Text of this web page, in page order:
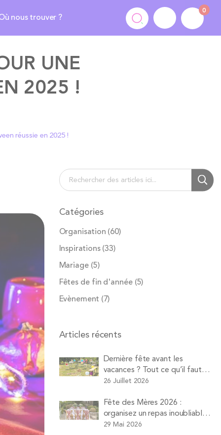
nous trouver ?
0
UNE
2025 !
réussie en 2025 !
Chercher
Catégories
Organisation (60)
Inspirations(33)
Mariage (5)
Fêtes de fin d'année (5)
Evènement (7)
Articles récents
Dernière fête avant les
vacances ? Tout ce qu’il faut
louer pour une soirée d’été
26 Juillet 2026
Fête des Mères 2026 :
organisez un repas inoubliable à
la maison sans vous ruiner ni
29 Mai 2026